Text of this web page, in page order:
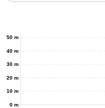
0 m
10 m
20 m
30 m
40 m
50 m